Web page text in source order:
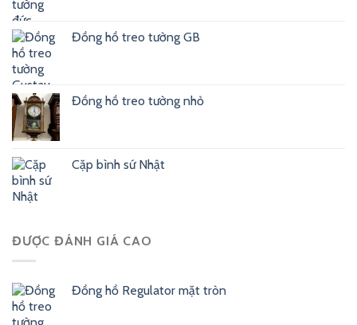
Đồng hồ treo tường GB
Đồng hồ treo tường nhỏ
Cặp bình sứ Nhật
ĐƯỢC ĐÁNH GIÁ CAO
Đồng hồ Regulator mặt tròn